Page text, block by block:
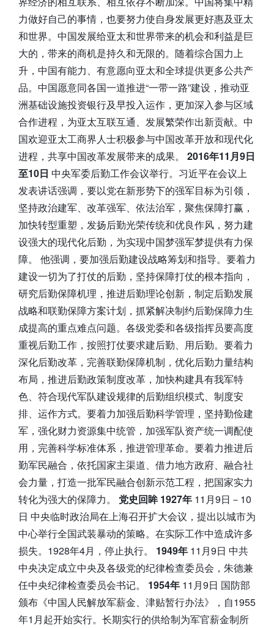
力做好自己的事情，也要努力使自身发展更好惠及亚太
和世界。中国发展给亚太和世界带来的机会和利益是巨
大的，带来的商机是持久和无限的。随着综合国力上
升，中国有能力、有意愿向亚太和全球提供更多公共产
品。中国愿意同各国一道推进“一带一路”建设，推动亚
洲基础设施投资银行及早投入运作，更加深入参与区域
合作进程，为亚太互联互通、发展繁荣作出新贡献。中
国欢迎亚太工商界人士积极参与中国改革开放和现代化
进程，共享中国改革发展带来的成果。 2016年11月9日
至10日 中央军委后勤工作会议举行。习近平在会议上
发表讲话强调，要以党在新形势下的强军目标为引领，
坚持政治建军、改革强军、依法治军，聚焦保障打赢，
加快转型重塑，发扬后勤光荣传统和优良作风，努力建
设强大的现代化后勤，为实现中国梦强军梦提供有力保
障。 他强调，要加强后勤建设战略筹划和指导。要着力
建设一切为了打仗的后勤，坚持保障打仗的根本指向，
研究后勤保障机理，推进后勤理论创新，制定后勤发展
战略和联勤保障方案计划，抓紧解决制约后勤保障力生
成提高的重点难点问题。各级党委和各级指挥员要高度
重视后勤工作，按照打仗要求建后勤、用后勤。要着力
深化后勤改革，完善联勤保障机制，优化后勤力量结构
布局，推进后勤政策制度改革，加快构建具有我军特
色、符合现代军队建设规律的后勤组织模式、制度安
排、运作方式。要着力加强后勤科学管理，坚持勤俭建
军，强化财力资源集中统管，加强军队资产统一调配使
用，完善科学标准体系，推进管理革命。要着力推进后
勤军民融合，依托国家主渠道、借力地方政府、融合社
会力量，打造一批军民融合创新示范工程，把国家实力
转化为强大的保障力。 党史回眸 1927年 11月9日－10
日 中央临时政治局在上海召开扩大会议，提出以城市为
中心举行全国武装暴动的策略。在实际工作中造成许多
损失。1928年4月，停止执行。 1949年 11月9日 中共
中央决定成立中央及各级党的纪律检查委员会，朱德兼
任中央纪律检查委员会书记。 1954年 11月9日 国防部
颁布《中国人民解放军薪金、津贴暂行办法》，自1955
年1月起开始实行。长期实行的供给制为军官薪金制所